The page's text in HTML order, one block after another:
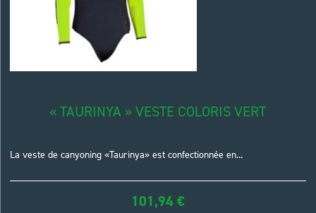
« TAURINYA » VESTE COLORIS VERT
La veste de canyoning «Taurinya» est confectionnée en...
101,94€